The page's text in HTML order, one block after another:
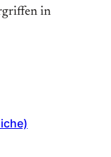
in